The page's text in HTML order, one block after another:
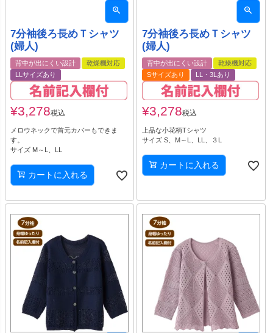
7分袖後ろ長めＴシャツ
(婦人)
背中が出にくい設計
乾燥機対応
LLサイズあり
¥3,278税込
メロウネックで首元カバーもできま
す。
サイズ M～L、LL
カートに入れる
7分袖後ろ長めＴシャツ
(婦人)
背中が出にくい設計
乾燥機対応
Sサイズあり
LL・3Lあり
¥3,278税込
上品な小花柄Tシャツ
サイズ S、M～L、LL、３L
カートに入れる